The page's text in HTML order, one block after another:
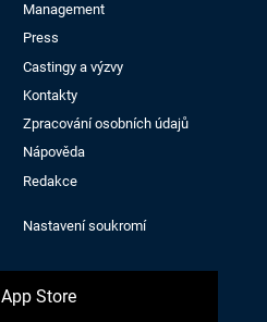
Management
Press
Castingy a výzvy
Kontakty
Zpracování osobních údajů
Nápověda
Redakce
Nastavení soukromí
App Store